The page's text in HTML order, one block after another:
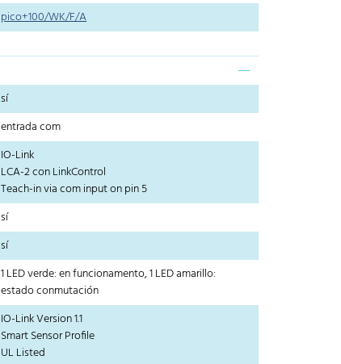
pico+100/WK/F/A
sí
entrada com
IO-Link
LCA-2 con LinkControl
Teach-in via com input on pin 5
sí
sí
1 LED verde: en funcionamento, 1 LED amarillo:
estado conmutación
IO-Link Version 1.1
Smart Sensor Profile
UL Listed